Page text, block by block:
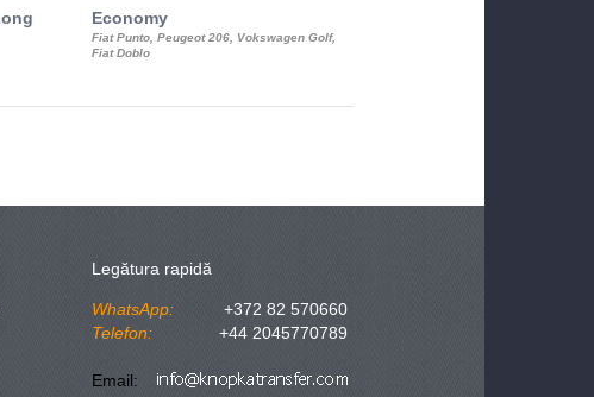
Economy
Fiat Punto, Peugeot 206, Vokswagen Golf,
Fiat Doblo
Legătura rapidă
WhatsApp:
+372 82 570660
Telefon:
+44 2045770789
Email: